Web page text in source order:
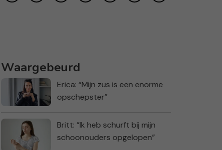
Waargebeurd
Erica: “Mijn zus is een enorme
opschepster”
Britt: “Ik heb schurft bij mijn
schoonouders opgelopen”